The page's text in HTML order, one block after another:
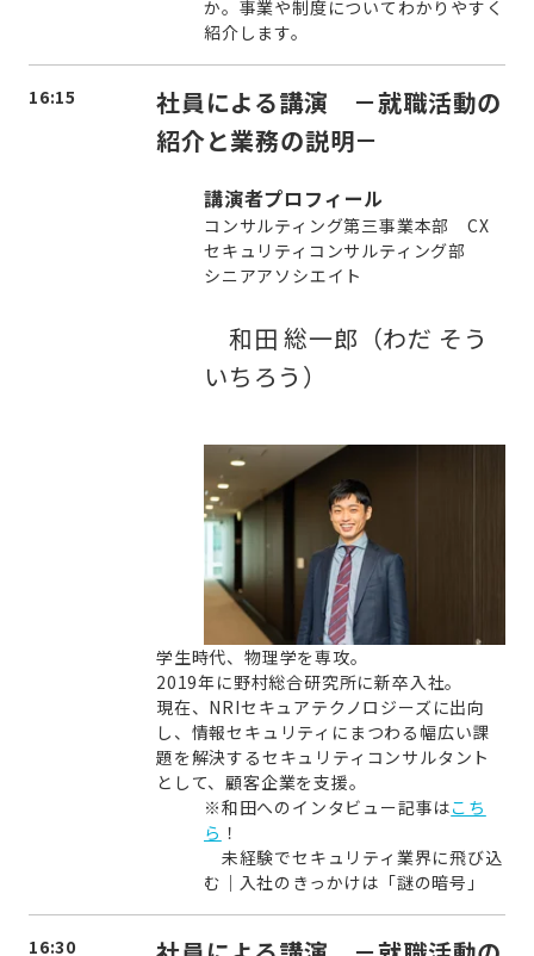
か。事業や制度についてわかりやすく
紹介します。
16:15
社員による講演 －就職活動の
紹介と業務の説明－
講演者プロフィール
コンサルティング第三事業本部CX
セキュリティコンサルティング部
シニアアソシエイト
和田 総一郎（わだ そう
いちろう）
学生時代、物理学を専攻。
2019年に野村総合研究所に新卒入社。
現在、NRIセキュアテクノロジーズに出向
し、情報セキュリティにまつわる幅広い課
題を解決するセキュリティコンサルタント
として、顧客企業を支援。
※和田へのインタビュー記事はこち
ら ！
未経験でセキュリティ業界に飛び込
む｜入社のきっかけは「謎の暗号」
16:30